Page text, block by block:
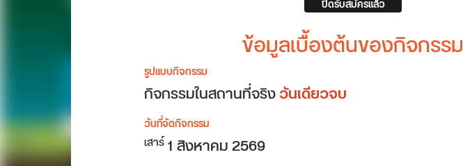
ปิดรับสมัครแล้ว
ข้อมูลเบื้องต้นของกิจกรรม
รูปแบบกิจกรรม
กิจกรรมในสถานที่จริงวันเดียวจบ
วันที่จัดกิจกรรม
เสาร์1สิงหาคม 2569